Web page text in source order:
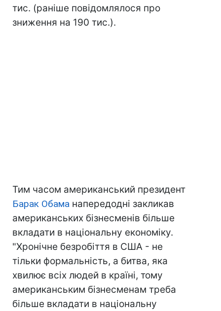
тис. (раніше повідомлялося про
зниження на 190 тис.).
Тим часом американський президент
Барак Обама напередодні закликав
американських бізнесменів більше
вкладати в національну економіку.
"Хронічне безробіття в США - не
тільки формальність, а битва, яка
хвилює всіх людей в країні, тому
американським бізнесменам треба
більше вкладати в національну